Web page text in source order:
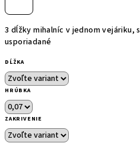
3 dĺžky mihalníc v jednom vejáriku,
usporiadané
DĹŽKA
HRÚBKA
ZAKRIVENIE